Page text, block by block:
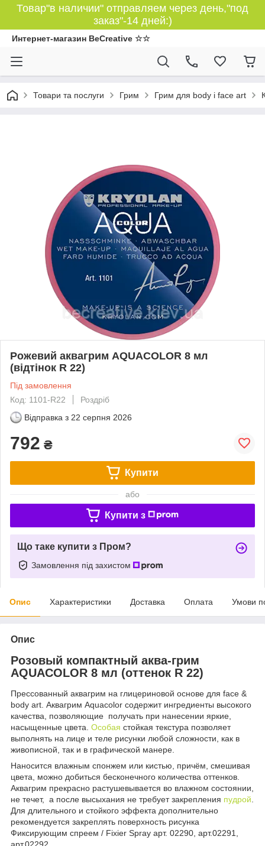
Товар"в наличии" отправляем через день,"под
заказ"-14 дней:)
Интернет-магазин BeCreative ☆☆
Товари та послуги Грим Грим для body і face art
Рожевий аквагрим AQUACOLOR 8 мл
(відтінок R 22)
Під замовлення
Код: 1101-R22
Роздріб
Відправка з 22 серпня 2026
792 ₴
Купити
або
Купити з
Що таке купити з Пром?
Замовлення під захистом
Опис Характеристики Доставка Оплата Умови
Опис
Розовый компактный аква-грим
AQUACOLOR 8 мл (оттенок R 22)
Прессованный аквагрим на глицериновой основе для face &
body art. Аквагрим Aquacolor содержит ингредиенты высокого
качества, позволяющие получать при нанесении яркие,
насыщенные цвета. Особая стойкая текстура позволяет
выполнять на лице и теле рисунки любой сложности, как в
живописной, так и в графической манере.
Наносится влажным спонжем или кистью, причём, смешивая
цвета, можно добиться бесконечного количества оттенков.
Аквагрим прекрасно растушевывается во влажном состоянии,
не течет, а после высыхания не требует закрепления пудрой.
Для длительного и стойкого эффекта дополнительно
рекомендуется закреплять поверхность рисунка
Фиксирующим спреем / Fixier Spray арт. 02290, арт.02291,